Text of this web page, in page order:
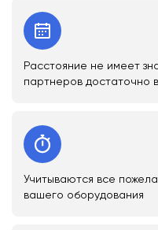
Расстояние не имеет
партнеров достаточно
Учитываются все
вашего оборудования